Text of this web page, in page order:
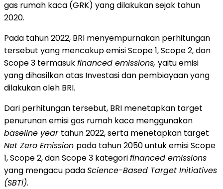
gas rumah kaca (GRK) yang dilakukan sejak tahun
2020.
Pada tahun 2022, BRI menyempurnakan perhitungan
tersebut yang mencakup emisi Scope 1, Scope 2, dan
Scope 3 termasukfinanced emissions, yaitu emisi
yang dihasilkan atas Investasi dan pembiayaan yang
dilakukan oleh BRI.
Dari perhitungan tersebut, BRI menetapkan target
penurunan emisi gas rumah kaca menggunakan
baseline year tahun 2022, serta menetapkan target
Net Zero Emission pada tahun 2050 untuk emisi Scope
1, Scope 2, dan Scope 3 kategorifinanced emissions
yang mengacu padaScience-Based Target Initiatives
(SBTi).